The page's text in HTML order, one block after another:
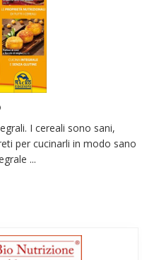
I cereali sono sani,
per cucinarli in modo sano
...